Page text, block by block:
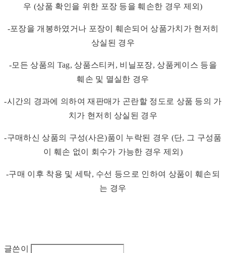
우 (상품 확인을 위한 포장 등을 훼손한 경우 제외)
-포장을 개봉하였거나 포장이 훼손되어 상품가치가 현저히
상실된 경우
-모든 상품의 Tag, 상품스티커, 비닐포장, 상품케이스 등을
훼손 및 멸실한 경우
-시간의 경과에 의하여 재판매가 곤란할 정도로 상품 등의 가
치가 현저히 상실된 경우
-구매하신 상품의 구성(사은)품이 누락된 경우 (단, 그 구성품
이 훼손 없이 회수가 가능한 경우 제외)
-구매 이후 착용 및 세탁, 수선 등으로 인하여 상품이 훼손되
는 경우
글쓴이